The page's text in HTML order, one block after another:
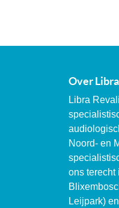
Over Libra
Libra
Noord- en
ons terecht
Leijpark)